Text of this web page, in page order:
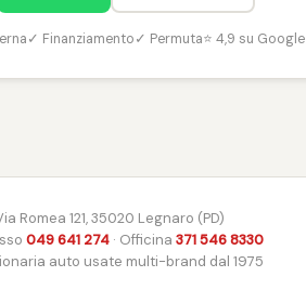
✓ Finanziamento✓ Permuta⭐ 4,9 su Google
Romea 121, 35020 Legnaro (PD)
049 641 274· Officina 371 546 8330
auto usate multi-brand dal 1975